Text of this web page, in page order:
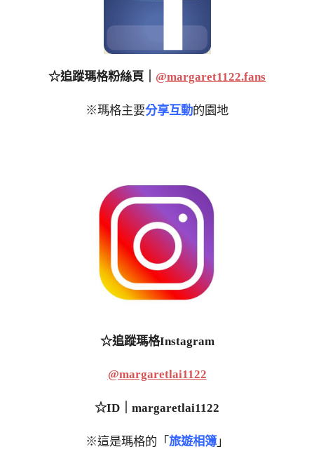
☆追蹤瑪格粉絲頁｜ @margaret1122.fans
※瑪格主要分享互動的園地
☆追蹤瑪格Instagram
@margaretlai1122
☆ID｜margaretlai1122
※這是瑪格的「 旅遊相簿 」